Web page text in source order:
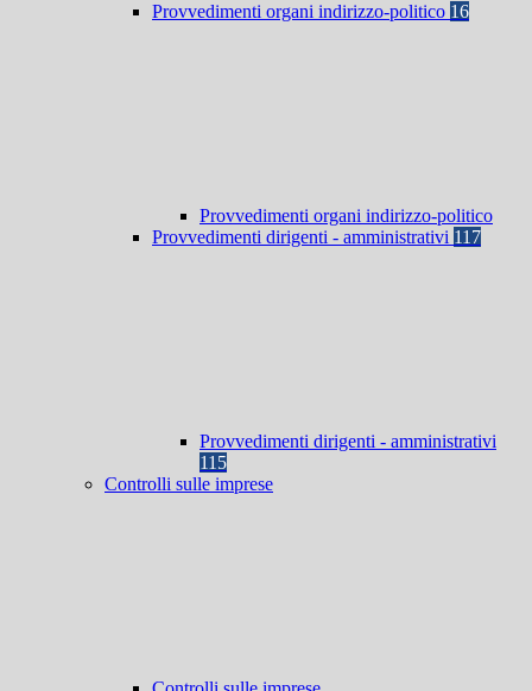
Provvedimenti organi indirizzo-politico 16
Provvedimenti organi indirizzo-politico
Provvedimenti dirigenti - amministrativi 117
Provvedimenti dirigenti - amministrativi
115
Controlli sulle imprese